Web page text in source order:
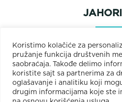
Koristimo kolačiće za
pružanje funkcija društvenih
saobraćaja. Takođe delimo
koristite sajt sa partnerima za
oglašavanje i analitiku koji
drugim informacijama koje ste
+381 66
+387 66